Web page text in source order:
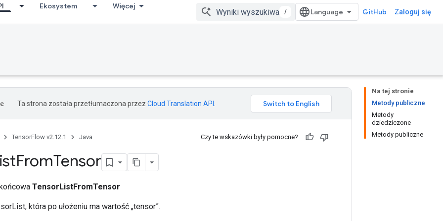
Ekosystem Więcej
/ GitHub Zaloguj się
Na tej stronie
Metody publiczne
Metody
dziedziczone
Metody publiczne
Ta strona została przetłumaczona przez Cloud Translation API
TensorFlow v2.12.1 Java Czy te wskazówki były pomocne?
FromTensor
TensorListFromTensor
która po ułożeniu ma wartość „tensor”.